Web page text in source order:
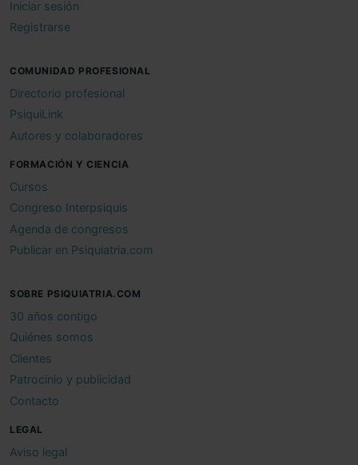
Iniciar sesión
Registrarse
COMUNIDAD PROFESIONAL
Directorio profesional
PsiquiLink
Autores y colaboradores
FORMACIÓN Y CIENCIA
Cursos
Congreso Interpsiquis
Agenda de congresos
Publicar en Psiquiatria.com
SOBRE PSIQUIATRIA.COM
30 años contigo
Quiénes somos
Clientes
Patrocinio y publicidad
Contacto
LEGAL
Aviso legal